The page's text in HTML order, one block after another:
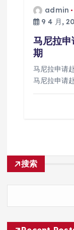
admin
9 4 月,
马尼拉
期
马尼拉申请
马尼拉申请
搜索